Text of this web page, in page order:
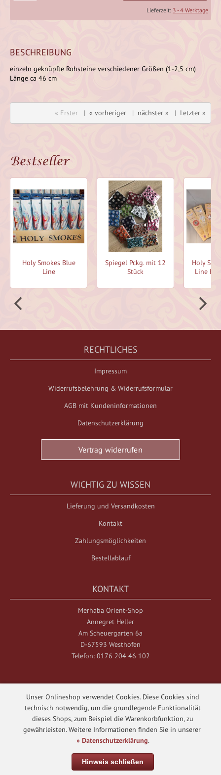
Lieferzeit: 3 - 4 Werktage
BESCHREIBUNG
einzeln geknüpfte Rohsteine verschiedener Größen (1-2,5 cm)
Länge ca 46 cm
« Erster | « vorheriger | nächster » | Letzter »
Bestseller
Holy Smokes Blue
Line
Spiegel Pckg. mit 12
Stück
Holy
Line
RECHTLICHES
Impressum
Widerrufsbelehrung & Widerrufsformular
AGB mit Kundeninformationen
Datenschutzerklärung
Vertrag widerrufen
WICHTIG ZU WISSEN
Lieferung und Versandkosten
Kontakt
Zahlungsmöglichkeiten
Bestellablauf
KONTAKT
Merhaba Orient-Shop
Annegret Heller
Am Scheuergarten 6a
D-67593 Westhofen
Telefon: 0176 204 46 102
Merhaba Orient-Shop © 2026
Template © 2017 - 2026
web-n-arts.de
ified eCommerce Shopsoftware © 2009 - 2026
Unser Onlineshop verwendet Cookies. Diese Cookies sind
technisch notwendig, um die grundlegende Funktionalität
dieses Shops, zum Beispiel die Warenkorbfunktion, zu
gewährleisten. Weitere Informationen finden Sie in unserer
» Datenschutzerklärung.
Hinweis schließen